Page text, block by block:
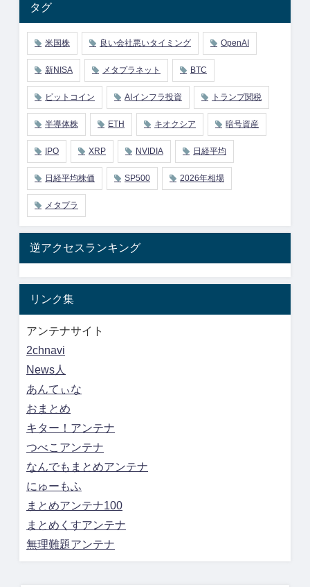
タグ
米国株 良い会社悪いタイミング OpenAI
新NISA メタプラネット BTC
ビットコイン AIインフラ投資 トランプ関税
半導体株 ETH キオクシア 暗号資産
IPO XRP NVIDIA 日経平均
日経平均株価 SP500 2026年相場
メタプラ
逆アクセスランキング
リンク集
アンテナサイト
2chnavi
News人
あんてぃな
おまとめ
キター！アンテナ
つべこアンテナ
なんでもまとめアンテナ
にゅーもふ
まとめアンテナ100
まとめくすアンテナ
無理難題アンテナ